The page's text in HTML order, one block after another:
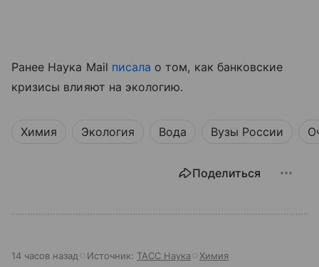
Ранее Наука Mail писала о том, как банковские
кризисы влияют на экологию.
Химия Экология Вода Вузы России
Поделиться
14 часов назад Источник: ТАСС Наука Химия